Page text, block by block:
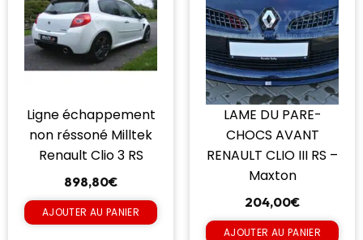
Ligne échappement
non réssoné Milltek
Renault Clio 3 RS
898,80€
AJOUTER AU PANIER
LAME DU PARE-
CHOCS AVANT
RENAULT CLIO III RS –
Maxton
204,00€
AJOUTER AU PANIER